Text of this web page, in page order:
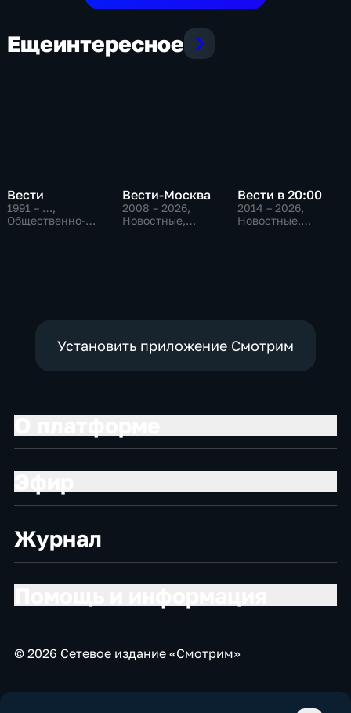
Ещеинтересное
Вести
1991 – …,
Общественно-
Вести-Москва
2008 – 2026,
Новостные,
Вести в 20:00
2014 – 2026,
Новостные,
Установить приложение Смотрим
Журнал
© 2026 Сетевое издание «Смотрим»